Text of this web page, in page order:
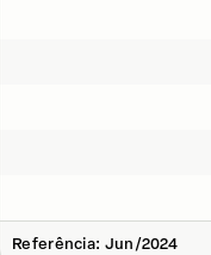
Referência: Jun/2024